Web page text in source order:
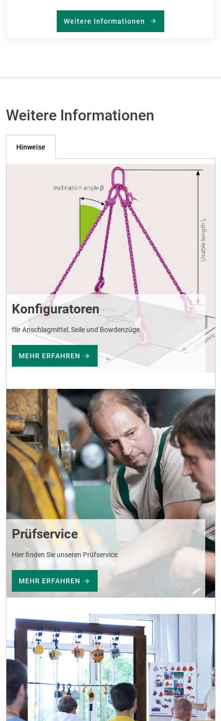
Weitere Informationen
Weitere Informationen
Hinweise
Konfiguratoren
für Anschlagmittel, Seile und Bowdenzüge.
MEHR ERFAHREN
Prüfservice
Hier finden Sie unseren Prüfservice.
MEHR ERFAHREN